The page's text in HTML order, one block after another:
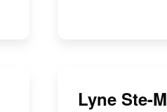
Lyne Ste-